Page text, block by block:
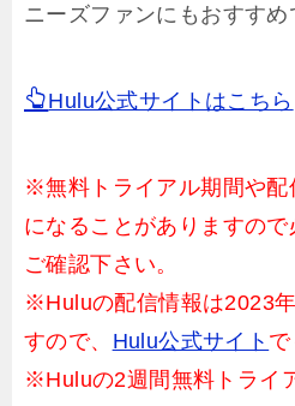
ニーズファンにもおすすめ
Hulu公式サイトはこちら
※無料トライアル期間や配
になることがありますので
ご確認下さい。
※Huluの配信情報は2023
すので、 Hulu公式サイト で
※Huluの2週間無料トライ